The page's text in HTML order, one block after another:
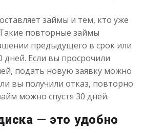
лет
до50 000₽
Получить
займы и тем, кто уже
повторные займы
предыдущего в срок или
дней. Если вы просрочили
подать новую заявку можно
вы получили отказ, повторно
можно спустя 30 дней.
— это удобно